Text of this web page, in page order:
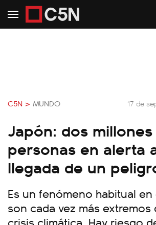
C5N > MUNDO 17 de
Japón: dos
personas en alerta
llegada de un
Es un fenómeno habitual
son cada vez más extremos
crisis climática. Hay riesgo